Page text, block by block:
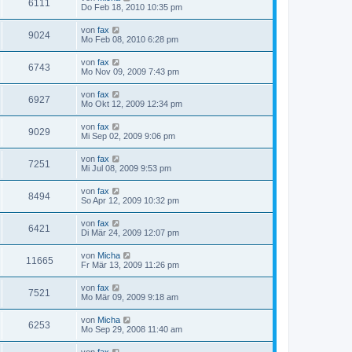
6111
Do Feb 18, 2010 10:35 pm
9024 von fax
Mo Feb 08, 2010 6:28 pm
6743 von fax
Mo Nov 09, 2009 7:43 pm
6927 von fax
Mo Okt 12, 2009 12:34 pm
9029 von fax
Mi Sep 02, 2009 9:06 pm
7251 von fax
Mi Jul 08, 2009 9:53 pm
8494 von fax
So Apr 12, 2009 10:32 pm
6421 von fax
Di Mär 24, 2009 12:07 pm
11665 von Micha
Fr Mär 13, 2009 11:26 pm
7521 von fax
Mo Mär 09, 2009 9:18 am
6253 von Micha
Mo Sep 29, 2008 11:40 am